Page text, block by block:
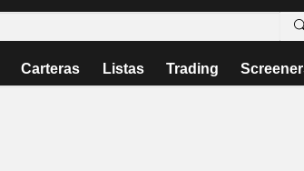
Carteras Listas Trading